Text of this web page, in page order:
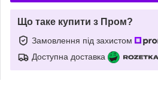
Що таке купити з Пром?
Замовлення під захистом
Доступна доставка